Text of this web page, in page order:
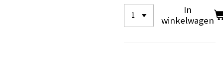
In
winkelwagen